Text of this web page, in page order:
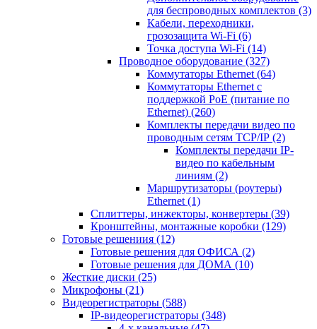
для беспроводных комплектов (3)
Кабели, переходники,
грозозащита Wi-Fi (6)
Точка доступа Wi-Fi (14)
Проводное оборудование (327)
Коммутаторы Ethernet (64)
Коммутаторы Ethernet с
поддержкой PoE (питание по
Ethernet) (260)
Комплекты передачи видео по
проводным сетям TCP/IP (2)
Комплекты передачи IP-
видео по кабельным
линиям (2)
Маршрутизаторы (роутеры)
Ethernet (1)
Сплиттеры, инжекторы, конвертеры (39)
Кронштейны, монтажные коробки (129)
Готовые решениия (12)
Готовые решения для ОФИСА (2)
Готовые решения для ДОМА (10)
Жесткие диски (25)
Микрофоны (21)
Видеорегистраторы (588)
IP-видеорегистраторы (348)